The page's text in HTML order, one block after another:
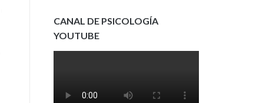
CANAL DE PSICOLOGÍA
YOUTUBE